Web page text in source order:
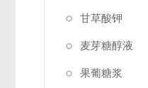
甘草酸钾
麦芽糖醇液
果葡糖浆